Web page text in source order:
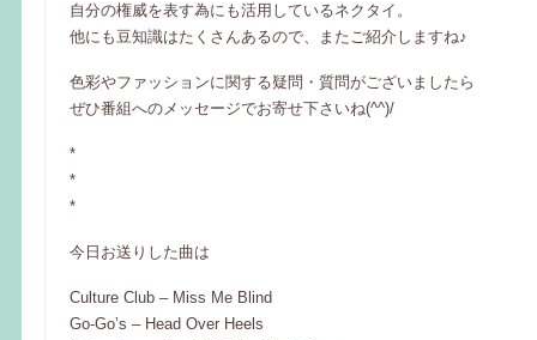
自分の権威を表す為にも活用しているネクタイ。
他にも豆知識はたくさんあるので、またご紹介しますね♪
色彩やファッションに関する疑問・質問がございましたら
ぜひ番組へのメッセージでお寄せ下さいね(^^)/
*
*
*
今日お送りした曲は
Culture Club – Miss Me Blind
Go-Go’s – Head Over Heels